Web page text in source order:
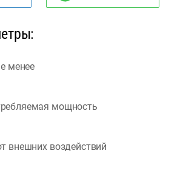
менее
мощность
внешних воздействий